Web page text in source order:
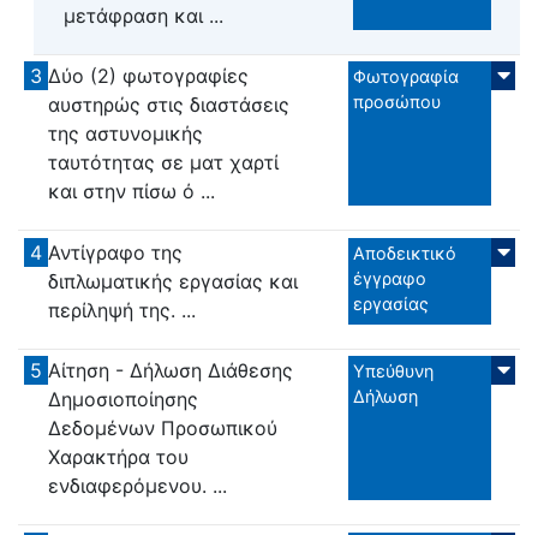
μετάφραση και ...
3 Δύο (2) φωτογραφίες
αυστηρώς στις διαστάσεις
της αστυνομικής
ταυτότητας σε ματ χαρτί
και στην πίσω ό ...
Φωτογραφία
προσώπου
4 Αντίγραφο της
διπλωματικής εργασίας και
περίληψή της. ...
Αποδεικτικό
έγγραφο
εργασίας
5 Αίτηση - Δήλωση Διάθεσης
Δημοσιοποίησης
Δεδομένων Προσωπικού
Χαρακτήρα του
ενδιαφερόμενου. ...
Υπεύθυνη
Δήλωση